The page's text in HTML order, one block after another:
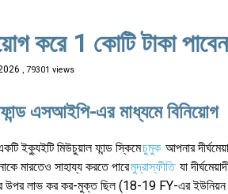
করে 1 কোটি টাকা পাবেন
, 79301 views
এসআইপি-এর মাধ্যমে বিনিয়োগ
ইক্যুইটি মিউচুয়াল ফান্ড স্কিমেচুমুক আপনার
মারতেও সাহায্য করতে পারেমুদ্রাস্ফীতি যা
উপর লাভ কর কর-মুক্ত ছিল (18-19 FY-এর ইউনিয়ন